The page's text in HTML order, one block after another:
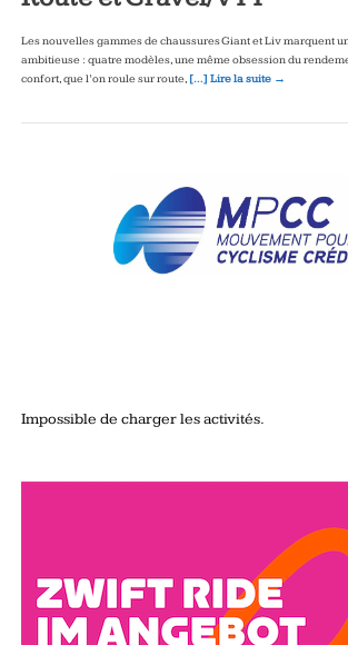
Les nouvelles gammes de chaussures Giant et Liv marquent
ambitieuse : quatre modèles, une même obsession du
confort, que l’on roule sur route, […] Lire la suite →
Impossible de charger les activités.